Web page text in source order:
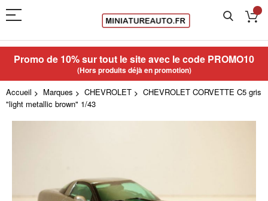
Promo de 10% sur tout le site avec le code PROMO10
(Hors produits déjà en promotion)
Accueil Marques CHEVROLET
CHEVROLET CORVETTE C5 gris
"light metallic brown" 1/43